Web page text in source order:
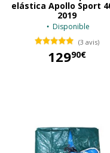
elástica Apollo Sport
2019
Disponible
(3 avis)
12990€